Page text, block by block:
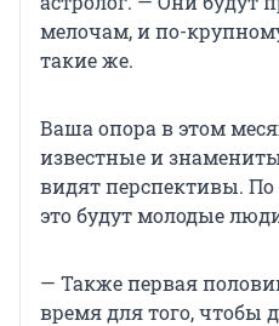
мелочам, и по-
такие же.
Ваша опора в этом
известные и
видят перспективы.
это будут молодые
— Также первая
время для того, чтобы